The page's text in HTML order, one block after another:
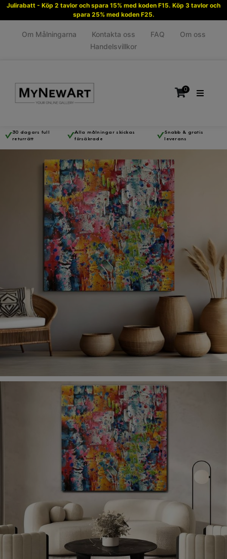
Julirabatt - Köp 2 tavlor och spara 15% med koden F15. Köp 3 tavlor och
spara 25% med koden F25.
Om Målningarna Kontakta oss FAQ
Om oss
Handelsvillkor
0
Inga produkter i varukorgen.
30 dagars full
returrätt
Alla målningar skickas
försäkrade
Snabb & gratis
leverans